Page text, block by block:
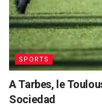
SPORTS
A Tarbes, le
Sociedad